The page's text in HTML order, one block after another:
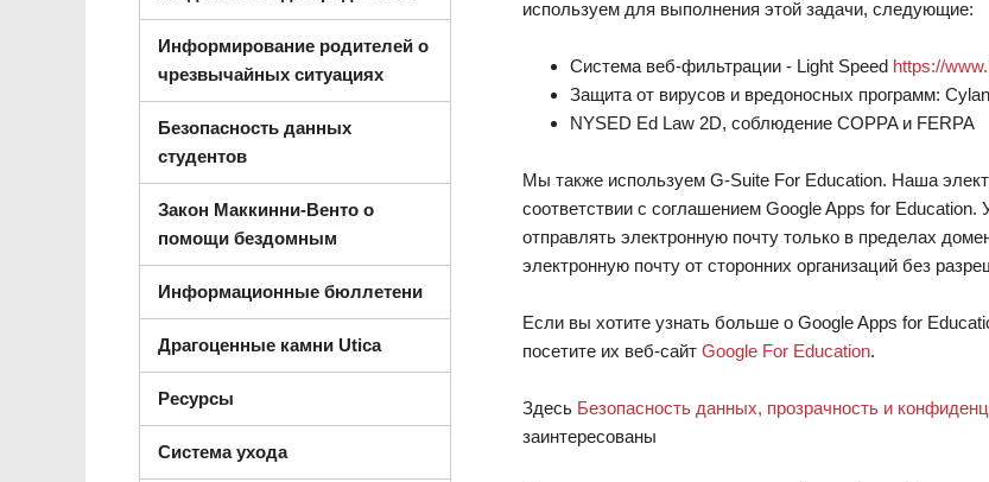
используем для выполнения этой задачи, следующие:
Система веб-фильтрации - Light Speed https://
Защита от вирусов и вредоносных программ:
NYSED Ed Law 2D, соблюдение COPPA и FERPA
Мы также используем G-Suite For Education. Наша
соответствии с соглашением Google Apps for
отправлять электронную почту только в пределах
электронную почту от сторонних организаций без
Если вы хотите узнать больше о Google Apps for
посетите их веб-сайт Google For Education.
Здесь Безопасность данных, прозрачность и
заинтересованы
Информирование родителей о
чрезвычайных ситуациях
Безопасность данных
студентов
Закон Маккинни-Венто о
помощи бездомным
Информационные бюллетени
Драгоценные камни Utica
Ресурсы
Система ухода